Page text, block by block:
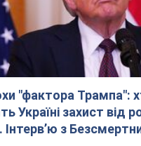
"фактора Трампа":
Україні захист від
Інтерв’ю з